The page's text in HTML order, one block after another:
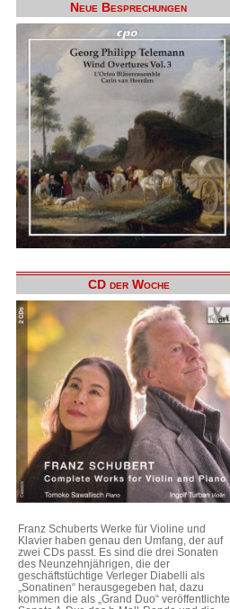
Neue Besprechungen
CD der Woche
Franz Schuberts Werke für Violine und
Klavier haben genau den Umfang, der auf
zwei CDs passt. Es sind die drei Sonaten
des Neunzehnjährigen, die der
geschäftstüchtige Verleger Diabelli als
„Sonatinen“ herausgegeben hat, dazu
kommen die als „Grand Duo“ veröffentlichte